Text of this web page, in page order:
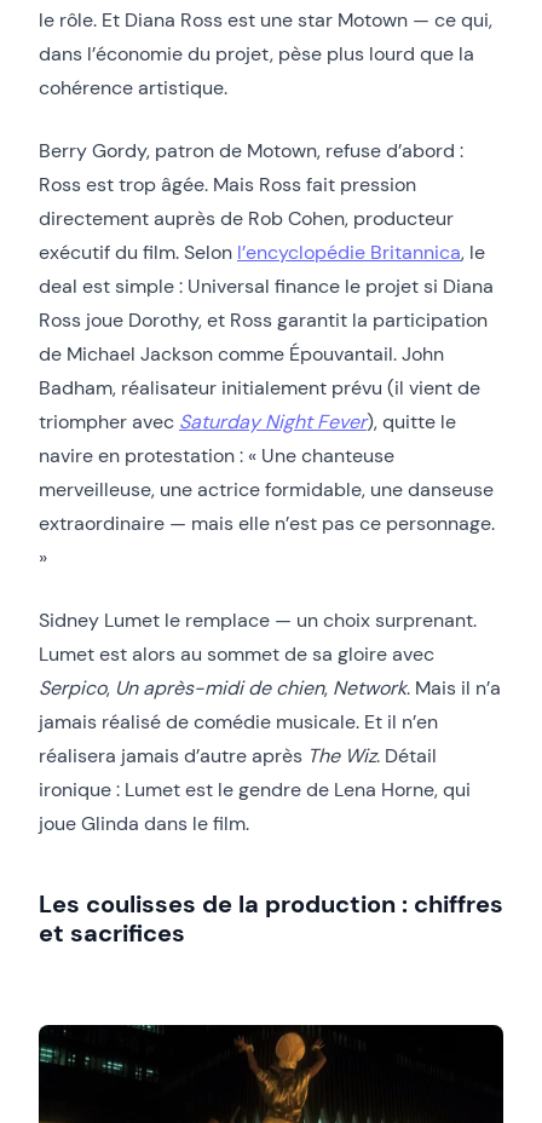
le rôle. Et Diana Ross est une star Motown — ce qui,
dans l’économie du projet, pèse plus lourd que la
cohérence artistique.
Berry Gordy, patron de Motown, refuse d’abord :
Ross est trop âgée. Mais Ross fait pression
directement auprès de Rob Cohen, producteur
exécutif du film. Selon l’encyclopédie Britannica, le
deal est simple : Universal finance le projet si Diana
Ross joue Dorothy, et Ross garantit la participation
de Michael Jackson comme Épouvantail. John
Badham, réalisateur initialement prévu (il vient de
triompher avec Saturday Night Fever), quitte le
navire en protestation : « Une chanteuse
merveilleuse, une actrice formidable, une danseuse
extraordinaire — mais elle n’est pas ce personnage.
»
Sidney Lumet le remplace — un choix surprenant.
Lumet est alors au sommet de sa gloire avec
Serpico, Un après-midi de chien, Network. Mais il n’a
jamais réalisé de comédie musicale. Et il n’en
réalisera jamais d’autre après The Wiz. Détail
ironique : Lumet est le gendre de Lena Horne, qui
joue Glinda dans le film.
Les coulisses de la production : chiffres
et sacrifices